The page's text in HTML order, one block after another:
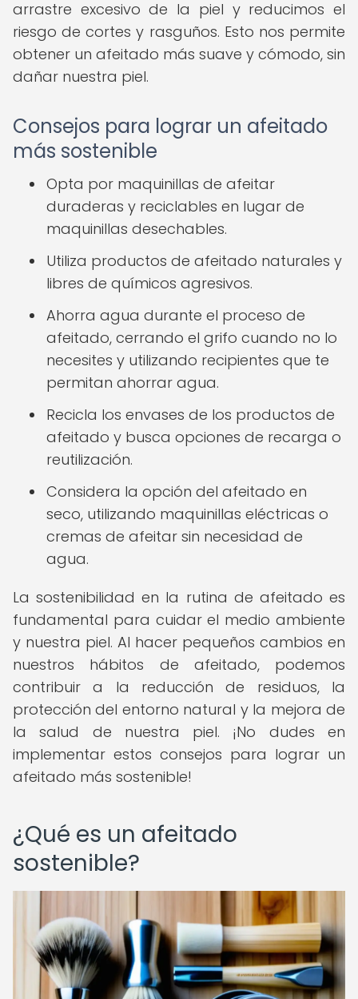
arrastre excesivo de la piel y reducimos el
riesgo de cortes y rasguños. Esto nos permite
obtener un afeitado más suave y cómodo, sin
dañar nuestra piel.
Consejos para lograr un afeitado
más sostenible
Opta por maquinillas de afeitar
duraderas y reciclables en lugar de
maquinillas desechables.
Utiliza productos de afeitado naturales y
libres de químicos agresivos.
Ahorra agua durante el proceso de
afeitado, cerrando el grifo cuando no lo
necesites y utilizando recipientes que te
permitan ahorrar agua.
Recicla los envases de los productos de
afeitado y busca opciones de recarga o
reutilización.
Considera la opción del afeitado en
seco, utilizando maquinillas eléctricas o
cremas de afeitar sin necesidad de
agua.
La sostenibilidad en la rutina de afeitado es
fundamental para cuidar el medio ambiente
y nuestra piel. Al hacer pequeños cambios en
nuestros hábitos de afeitado, podemos
contribuir a la reducción de residuos, la
protección del entorno natural y la mejora de
la salud de nuestra piel. ¡No dudes en
implementar estos consejos para lograr un
afeitado más sostenible!
¿Qué es un afeitado
sostenible?